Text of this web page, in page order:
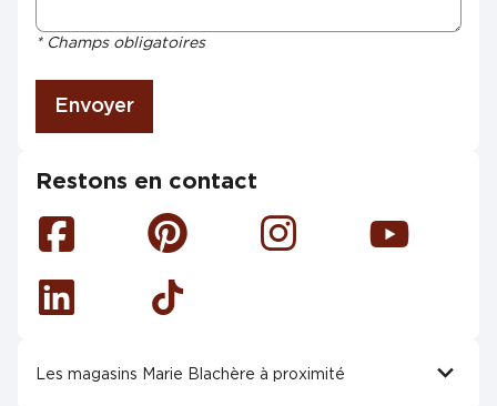
* Champs obligatoires
Envoyer
Restons en contact
Facebook Pinterest Instagram Youtube
Linkedin Tiktok
Les magasins Marie Blachère à proximité